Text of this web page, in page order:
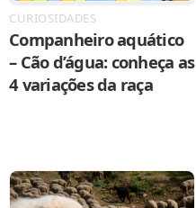
CURIOSIDADES
Companheiro aquático
– Cão d’água: conheça as
4 variações da raça